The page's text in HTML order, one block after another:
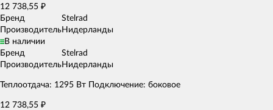
12 738,55 ₽
Бренд
Stelrad
ПроизводительНидерланды
В наличии
Бренд
Stelrad
ПроизводительНидерланды
Теплоотдача: 1295 Вт Подключение: боковое
12 738,55 ₽